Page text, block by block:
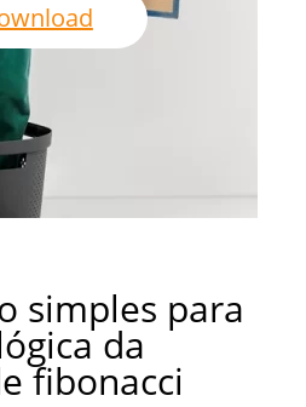
simples para
da
fibonacci